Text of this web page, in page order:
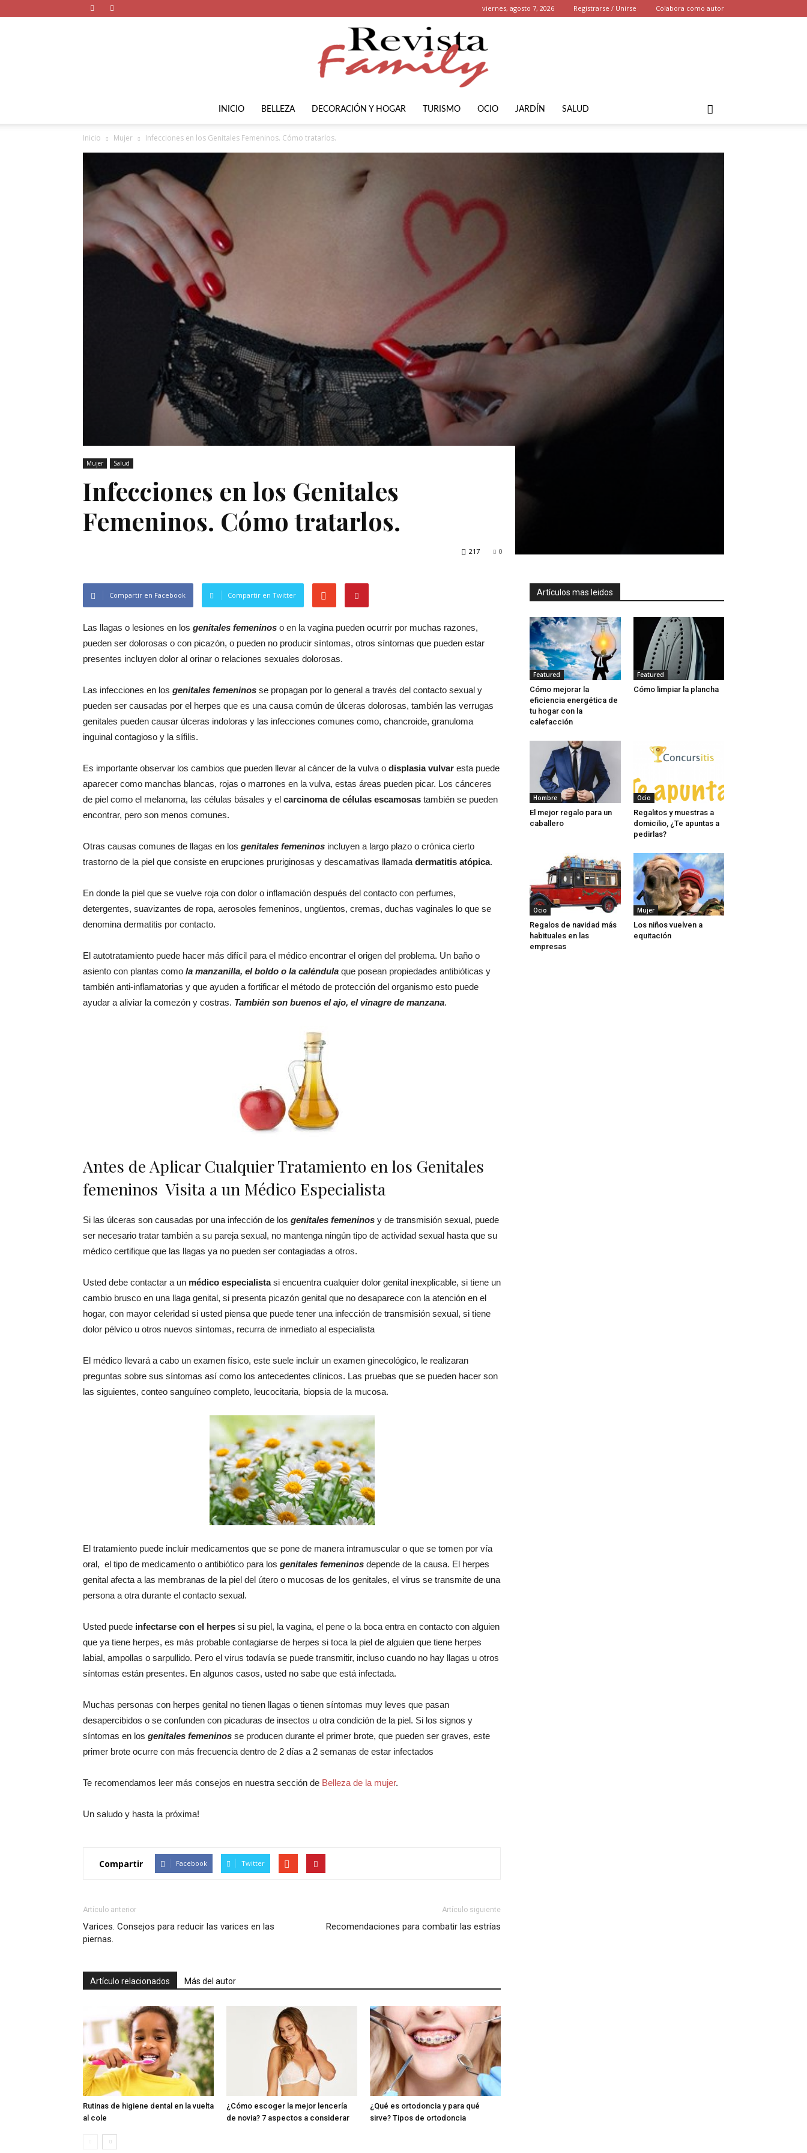
viernes, agosto 7, 2026 Registrarse / Unirse Colabora como autor
Family
INICIO BELLEZA DECORACIÓN Y HOGAR TURISMO OCIO JARDÍN SALUD
Inicio Mujer Infecciones en los Genitales Femeninos. Cómo tratarlos.
Mujer Salud
Infecciones en los Genitales
Femeninos. Cómo tratarlos.
0
217
Compartir en Facebook Compartir en Twitter
Las llagas o lesiones en los genitales femeninos o en la vagina pueden ocurrir por muchas razones,
pueden ser dolorosas o con picazón, o pueden no producir síntomas, otros síntomas que pueden estar
presentes incluyen dolor al orinar o relaciones sexuales dolorosas.
Las infecciones en los genitales femeninos se propagan por lo general a través del contacto sexual y
pueden ser causadas por el herpes que es una causa común de úlceras dolorosas, también las verrugas
genitales pueden causar úlceras indoloras y las infecciones comunes como, chancroide, granuloma
inguinal contagioso y la sífilis.
Es importante observar los cambios que pueden llevar al cáncer de la vulva o displasia vulvar esta puede
aparecer como manchas blancas, rojas o marrones en la vulva, estas áreas pueden picar. Los cánceres
de piel como el melanoma, las células básales y el carcinoma de células escamosas también se pueden
encontrar, pero son menos comunes.
Otras causas comunes de llagas en los genitales femeninos incluyen a largo plazo o crónica cierto
trastorno de la piel que consiste en erupciones pruriginosas y descamativas llamada dermatitis atópica.
En donde la piel que se vuelve roja con dolor o inflamación después del contacto con perfumes,
detergentes, suavizantes de ropa, aerosoles femeninos, ungüentos, cremas, duchas vaginales lo que se
denomina dermatitis por contacto.
El autotratamiento puede hacer más difícil para el médico encontrar el origen del problema. Un baño o
asiento con plantas como la manzanilla, el boldo o la caléndula que posean propiedades antibióticas y
también anti-inflamatorias y que ayuden a fortificar el método de protección del organismo esto puede
ayudar a aliviar la comezón y costras. También son buenos el ajo, el vinagre de manzana.
Antes de Aplicar Cualquier Tratamiento en los Genitales
femeninos Visita a un Médico Especialista
Si las úlceras son causadas por una infección de los genitales femeninos y de transmisión sexual, puede
ser necesario tratar también a su pareja sexual, no mantenga ningún tipo de actividad sexual hasta que su
médico certifique que las llagas ya no pueden ser contagiadas a otros.
Usted debe contactar a un médico especialistasi encuentra cualquier dolor genital inexplicable, si tiene un
cambio brusco en una llaga genital, si presenta picazón genital que no desaparece con la atención en el
hogar, con mayor celeridad si usted piensa que puede tener una infección de transmisión sexual, si tiene
dolor pélvico u otros nuevos síntomas, recurra de inmediato al especialista
El médico llevará a cabo un examen físico, este suele incluir un examen ginecológico, le realizaran
preguntas sobre sus síntomas así como los antecedentes clínicos. Las pruebas que se pueden hacer son
las siguientes, conteo sanguíneo completo, leucocitaria, biopsia de la mucosa.
El tratamiento puede incluir medicamentos que se pone de manera intramuscular o que se tomen por vía
oral, el tipo de medicamento o antibiótico para los genitales femeninos depende de la causa. El herpes
genital afecta a las membranas de la piel del útero o mucosas de los genitales, el virus se transmite de una
persona a otra durante el contacto sexual.
Usted puede infectarse con el herpes si su piel, la vagina, el pene o la boca entra en contacto con alguien
que ya tiene herpes, es más probable contagiarse de herpes si toca la piel de alguien que tiene herpes
labial, ampollas o sarpullido. Pero el virus todavía se puede transmitir, incluso cuando no hay llagas u otros
síntomas están presentes. En algunos casos, usted no sabe que está infectada.
Muchas personas con herpes genital no tienen llagas o tienen síntomas muy leves que pasan
desapercibidos o se confunden con picaduras de insectos u otra condición de la piel. Si los signos y
síntomas en los genitales femeninos se producen durante el primer brote, que pueden ser graves, este
primer brote ocurre con más frecuencia dentro de 2 días a 2 semanas de estar infectados
Te recomendamos leer más consejos en nuestra sección de Belleza de la mujer.
Un saludo y hasta la próxima!
Compartir Facebook Twitter
Artículo anterior
Varices. Consejos para reducir las varices en las
piernas.
Artículo siguiente
Recomendaciones para combatir las estrías
Artículo relacionados Más del autor
Rutinas de higiene dental en la vuelta
al cole
¿Cómo escoger la mejor lencería
de novia? 7 aspectos a considerar
¿Qué es ortodoncia y para qué
sirve? Tipos de ortodoncia
Artículos mas leidos
Featured
Cómo mejorar la
eficiencia energética de
tu hogar con la
calefacción
Featured
Cómo limpiar la plancha
Hombre
El mejor regalo para un
caballero
Ocio
Regalitos y muestras a
domicilio, ¿Te apuntas a
pedirlas?
Ocio
Regalos de navidad más
habituales en las
empresas
Mujer
Los niños vuelven a
equitación